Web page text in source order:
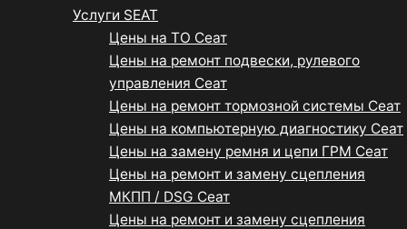
Услуги SEAT
Цены на ТО Сеат
Цены на ремонт подвески, рулевого
управления Сеат
Цены на ремонт тормозной системы Сеат
Цены на компьютерную диагностику Сеат
Цены на замену ремня и цепи ГРМ Сеат
Цены на ремонт и замену сцепления
МКПП / DSG Сеат
Цены на ремонт и замену сцепления